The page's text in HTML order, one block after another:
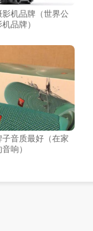
机品牌（世界公
品牌）
音质最好（在家
响）